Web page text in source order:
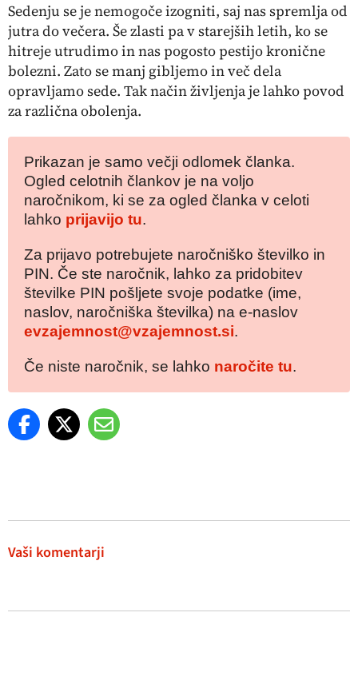
Sedenju se je nemogoče izogniti, saj nas spremlja od
jutra do večera. Še zlasti pa v starejših letih, ko se
hitreje utrudimo in nas pogosto pestijo kronične
bolezni. Zato se manj gibljemo in več dela
opravljamo sede. Tak način življenja je lahko povod
za različna obolenja.
Prikazan je samo večji odlomek članka.
Ogled celotnih člankov je na voljo
naročnikom, ki se za ogled članka v celoti
lahko prijavijo tu.
Za prijavo potrebujete naročniško številko in
PIN. Če ste naročnik, lahko za pridobitev
številke PIN pošljete svoje podatke (ime,
naslov, naročniška številka) na e-naslov
evzajemnost@vzajemnost.si.
Če niste naročnik, se lahko naročite tu.
Vaši komentarji